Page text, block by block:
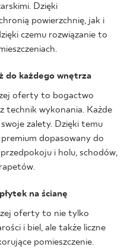
Dzięki
powierzchnię, jak i
czemu rozwiązanie to
do każdego wnętrza
oferty to bogactwo
technik wykonania. Każde
zalety. Dzięki temu
dopasowany do
i holu, schodów,
na ścianę
oferty to nie tylko
i biel, ale także liczne
pomieszczenie.